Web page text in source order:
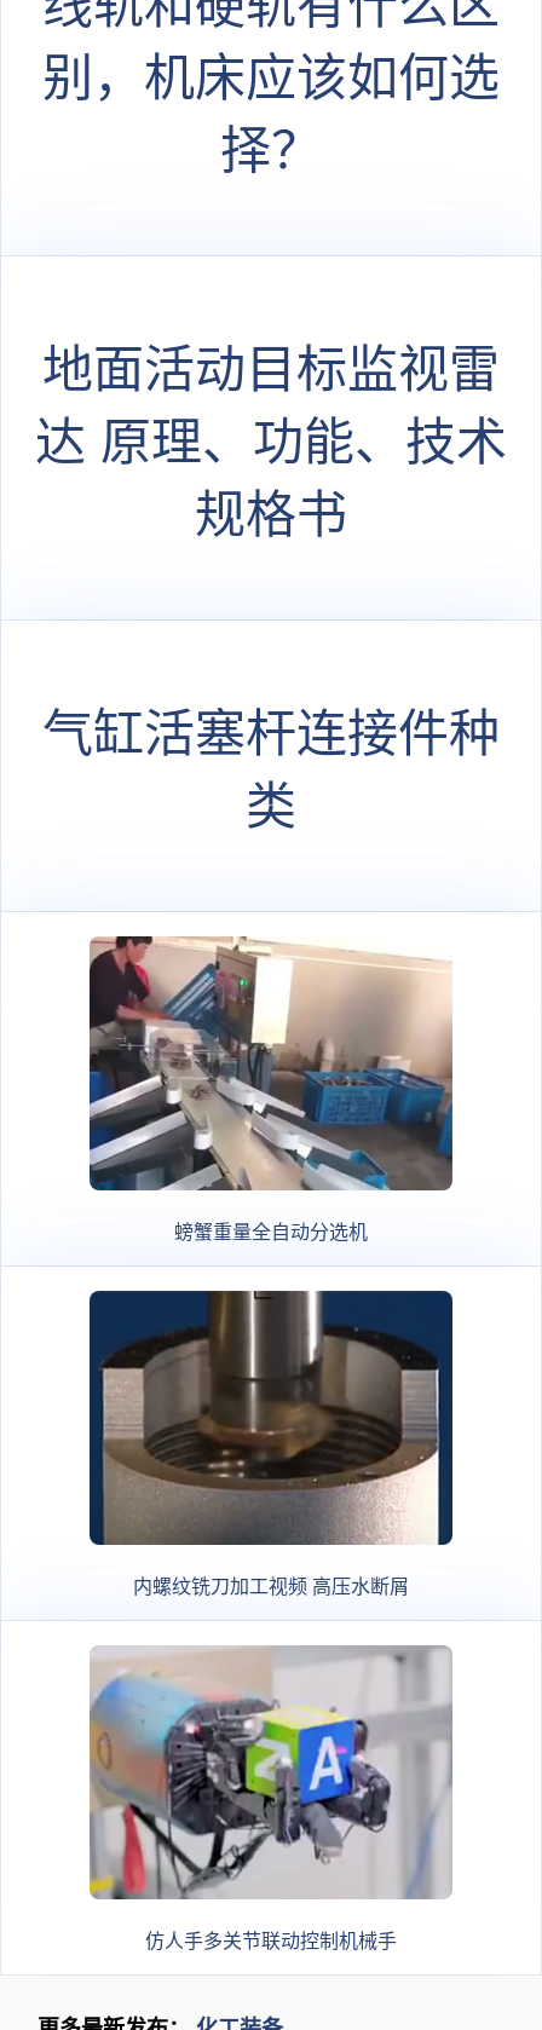
别，机床应该如何选
择？
地面活动目标监视雷
达 原理、功能、技术
规格书
气缸活塞杆连接件种
类
螃蟹重量全自动分选机
内螺纹铣刀加工视频 高压水断屑
仿人手多关节联动控制机械手